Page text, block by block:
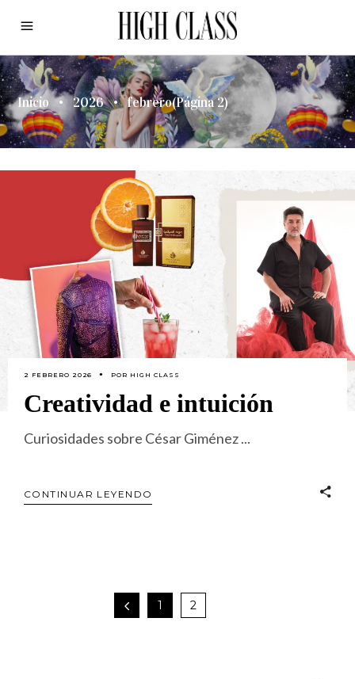
Inicio • 2026 • febrero(Página 2)
2 FEBRERO 2026 POR HIGH CLASS
Creatividad e intuición
Curiosidades sobre César Giménez
CONTINUAR LEYENDO
1 2